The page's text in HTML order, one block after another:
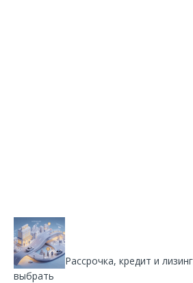
Рассрочка, кредит и
выбрать